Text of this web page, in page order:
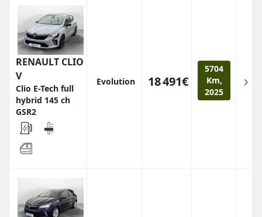
RENAULT CLIO
V
Clio E-Tech full
hybrid 145 ch
GSR2
Evolution 18 491€
5704
Km,
2025